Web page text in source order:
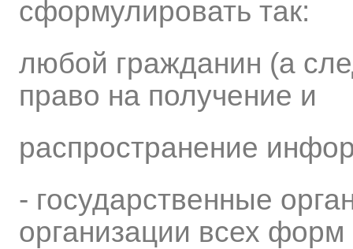
сформулировать так:
любой гражданин (а
право на получение и
распространение
- государственные
организации всех форм